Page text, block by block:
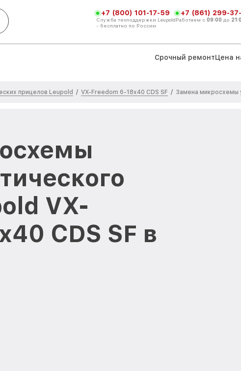
+7 (800) 101-17-59
Служба техподдержки Leupold
- бесплатно по России
+7 (861) 299-
Работаем с 09:00 до
Срочный ремонтЦена
прицелов Leupold / VX-Freedom 6-18x40 CDS SF / Замена микросхемы
VX-
CDS SF в